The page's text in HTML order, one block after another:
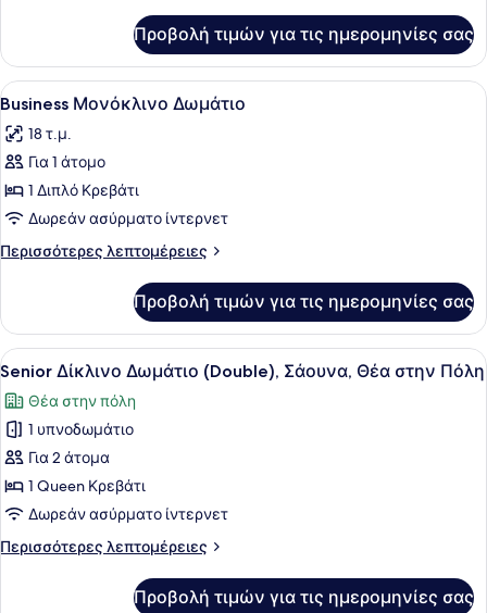
Δωμάτιο
Προβολή τιμών για τις ημερομηνίες σας
Προβολή
όλων
των
φωτογραφιών
για
Business
Μονόκλινο
Δωμάτιο
Ένα στρωμένο κρεβάτι με λευκά
11
Business Μονόκλινο Δωμάτιο
18 τ.μ.
Για 1 άτομο
1 Διπλό Κρεβάτι
Δωρεάν ασύρματο ίντερνετ
Περισσότερες λεπτομέρειες
Περισσότερες
Μονόκλινο
Δωμάτιο
Προβολή τιμών για τις ημερομηνίες σας
Προβολή
όλων
των
φωτογραφιών
για
Senior
Δίκλινο
Δωμάτιο
(Double),
Ένα μοντέρνο σαλόνι με έναν
1
Senior Δίκλινο Δωμάτιο (Double), Σάουνα, Θέα στην Πόλη
Θέα στην πόλη
1 υπνοδωμάτιο
Για 2 άτομα
1 Queen Κρεβάτι
Δωρεάν ασύρματο ίντερνετ
Περισσότερες λεπτομέρειες
Περισσότερες
Προβολή τιμών για τις ημερομηνίες σας